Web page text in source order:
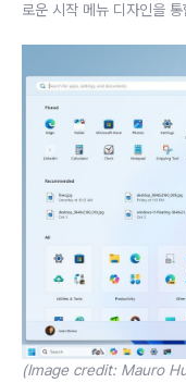
로운 시작 메뉴 디자인을
(Image credit: Mauro